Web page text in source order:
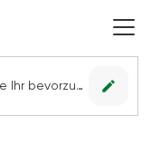
Kein Geschäft ausgewählt. Wählen Sie Ihr bevorzugtes Geschäft, um alle Angebote sehen zu können. edit